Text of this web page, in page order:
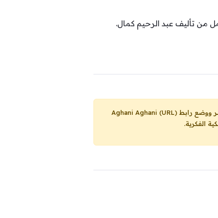
من تأليف عبد الرحيم كمال.
Aghani Aghani (URL)
الفكرية.